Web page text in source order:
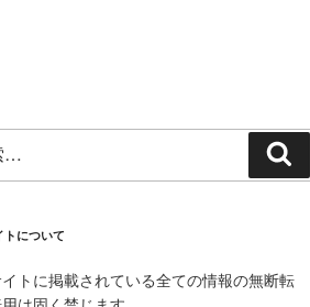
索
トについて
イトに掲載されている全ての情報の無断転